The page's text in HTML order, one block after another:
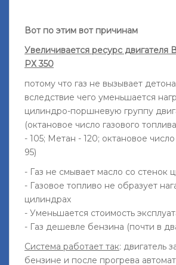
Вот по этим вот причинам
Увеличивается ресурс двигателя
РХ 350
потому что газ не вызывает
вследствие чего уменьшается
цилиндро-поршневую группу
(октановое число газового
- 105; Метан - 120; октановое
95)
- Газ не смывает масло со стенок
- Газовое топливо не образует
цилиндрах
- Уменьшается стоимость
- Газ дешевле бензина (почти в
Система работает так: двигатель
бензине и после прогрева